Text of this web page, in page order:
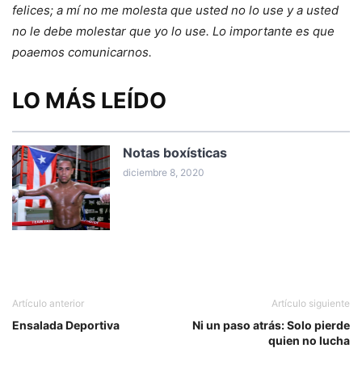
felices; a mí no me molesta que usted no lo use y a usted
no le debe molestar que yo lo use. Lo importante es que
poaemos comunicarnos.
LO MÁS LEÍDO
Notas boxísticas
diciembre 8, 2020
Artículo anterior
Ensalada Deportiva
Artículo siguiente
Ni un paso atrás: Solo pierde
quien no lucha